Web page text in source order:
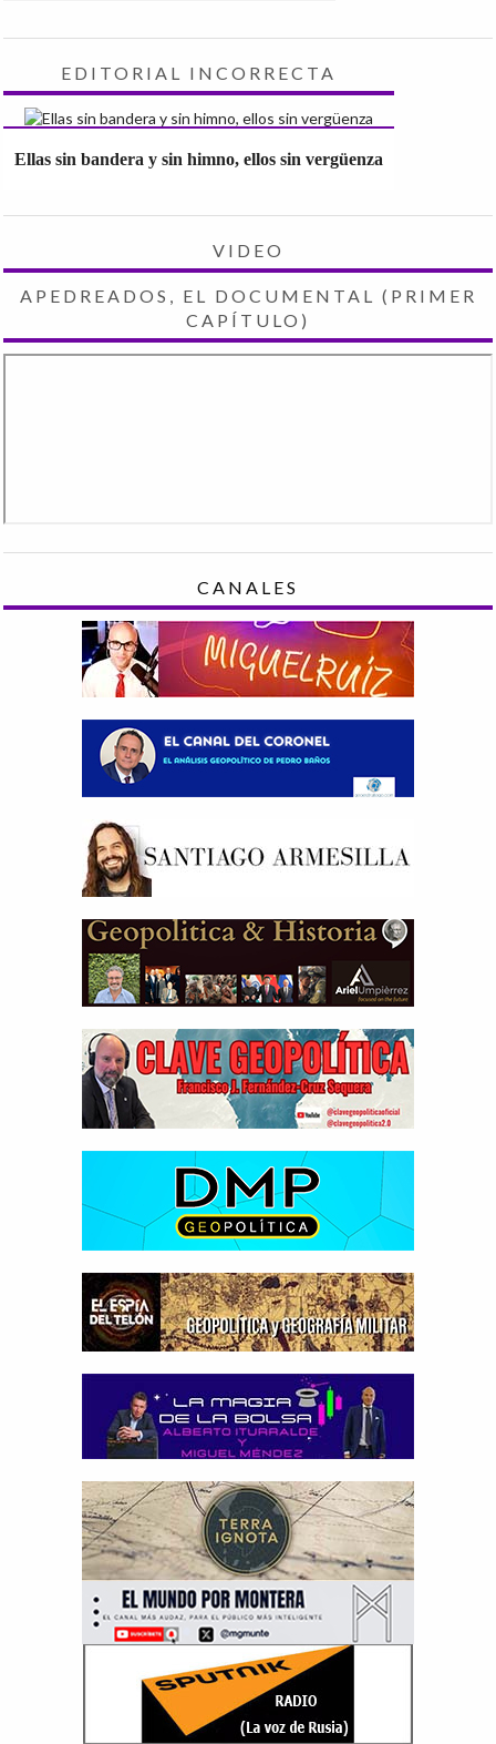
EDITORIAL INCORRECTA
Ellas sin bandera y sin himno, ellos sin vergüenza
VIDEO
APEDREADOS, EL DOCUMENTAL (PRIMER
CAPÍTULO)
CANALES